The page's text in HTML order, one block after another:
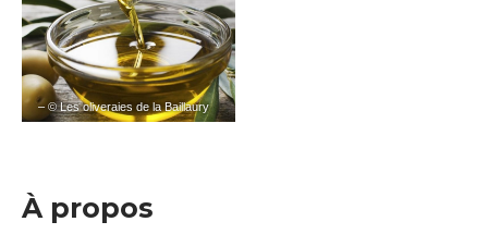
– © Les oliveraies de la Baillaury
À propos